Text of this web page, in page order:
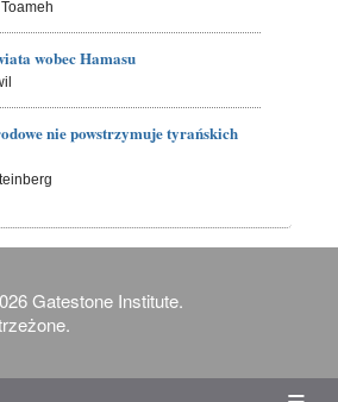
wobec Hamasu
nie powstrzymuje tyrańskich
Gatestone Institute.